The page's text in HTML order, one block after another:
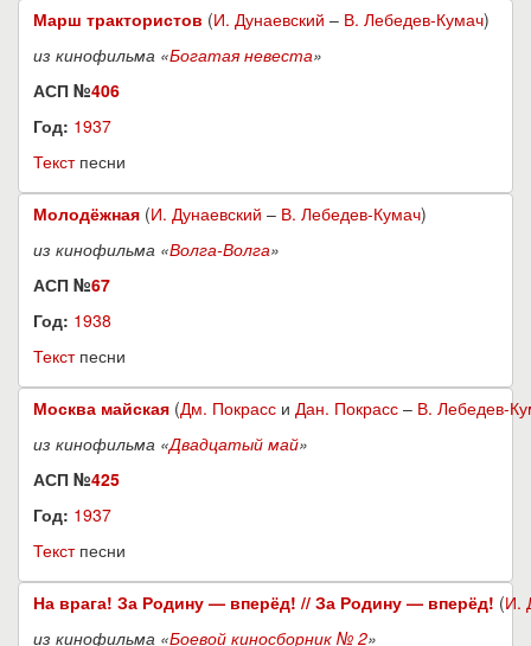
Марш трактористов (И. Дунаевский – В. Лебедев-Кумач)
из кинофильма «Богатая невеста»
АСП №406
Год: 1937
Текстпесни
Молодёжная (И. Дунаевский – В. Лебедев-Кумач)
из кинофильма «Волга-Волга»
АСП №67
Год: 1938
Текстпесни
Москва майская (Дм. Покрасс и Дан. Покрасс – В. Лебедев-
из кинофильма «Двадцатый май»
АСП №425
Год: 1937
Текстпесни
На врага! За Родину — вперёд! // За Родину — вперёд! (И.
из кинофильма «Боевой киносборник № 2»